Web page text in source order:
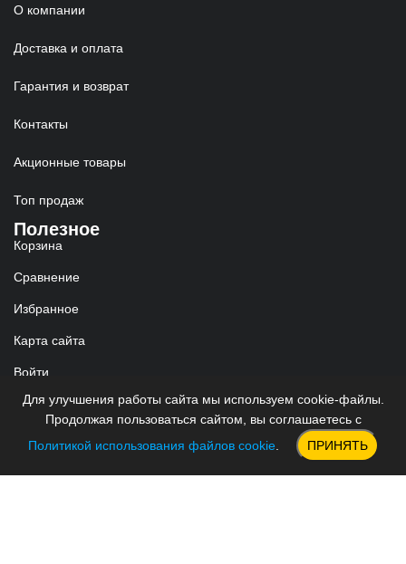
О компании
Доставка и оплата
Гарантия и возврат
Контакты
Акционные товары
Топ продаж
Полезное
Корзина
Сравнение
Избранное
Карта сайта
Войти
Реквизиты
ИП Червяков Александр Олегович
ОГРНИП: 323930100066270
Для улучшения работы сайта мы используем cookie-файлы.
Продолжая пользоваться сайтом, вы соглашаетесь с
Политикой использования файлов cookie. ПРИНЯТЬ